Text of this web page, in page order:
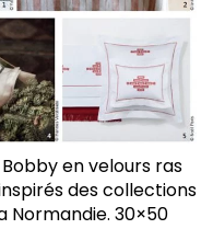
en velours ras
des collections
Normandie. 30×50